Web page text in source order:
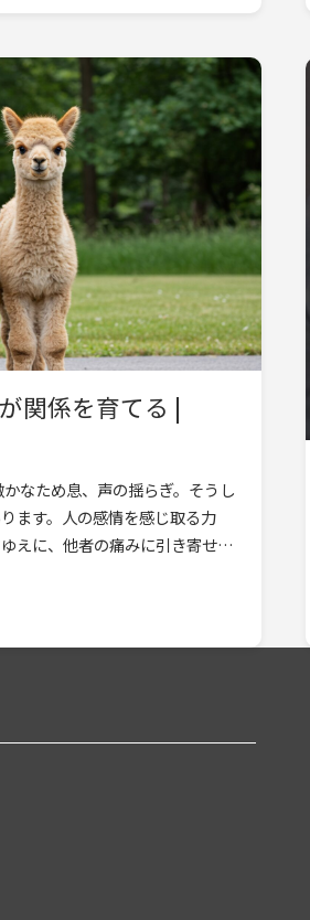
関係を育てる |
なため息、声の揺らぎ。そうし
ます。人の感情を感じ取る力
えに、他者の痛みに引き寄せら